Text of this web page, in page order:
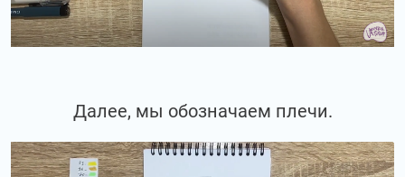
Далее, мы обозначаем плечи.